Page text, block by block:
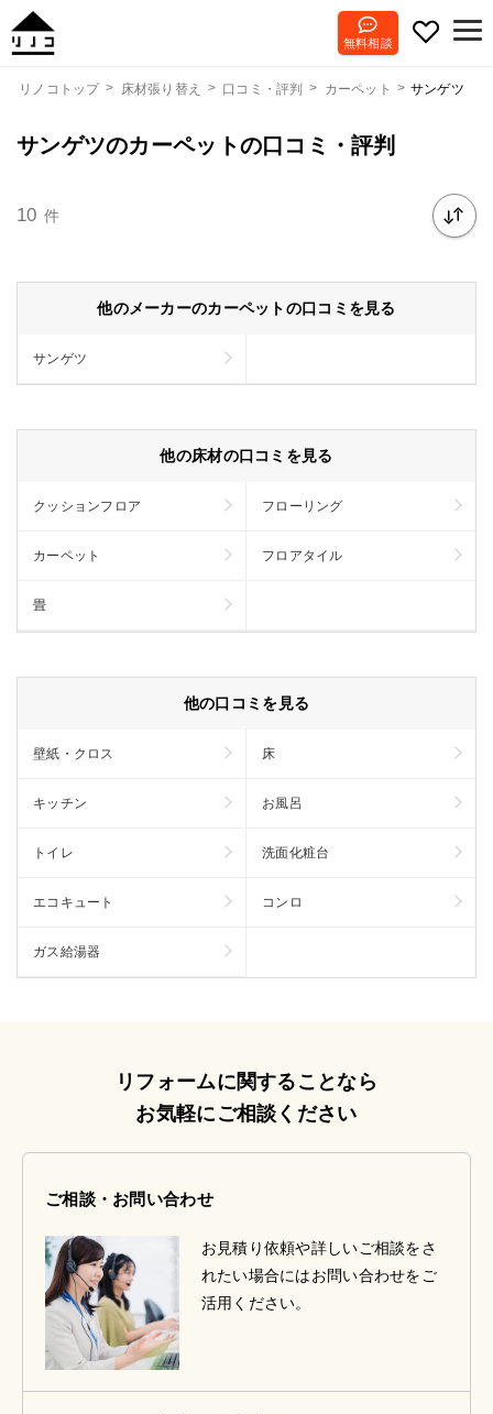
無料相談
リノコトップ 床材張り替え 口コミ・評判 カーペット サンゲツ
サンゲツのカーペットの口コミ・評判
10 件
他のメーカーのカーペットの口コミを見る
サンゲツ
他の床材の口コミを見る
クッションフロア フローリング
カーペット フロアタイル
畳
他の口コミを見る
壁紙・クロス 床
キッチン お風呂
トイレ 洗面化粧台
エコキュート コンロ
ガス給湯器
リフォームに関することなら
お気軽にご相談ください
ご相談・お問い合わせ
お見積り依頼や詳しいご相談をさ
れたい場合にはお問い合わせをご
活用ください。